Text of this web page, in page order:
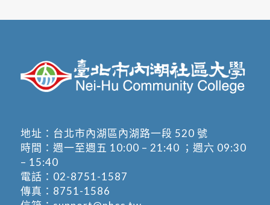
地址： 台北市內湖區內湖路一段 520 號
時間：週一至週五 10:00 – 21:40 ；週六 09:30
– 15:40
電話： 02-8751-1587
傳真：8751-1586